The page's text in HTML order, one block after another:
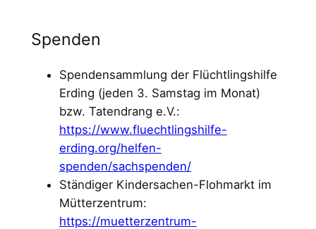
Spenden
Spendensammlung der Flüchtlingshilfe
Erding (jeden 3. Samstag im Monat)
bzw. Tatendrang e.V.:
https://www.fluechtlingshilfe-
erding.org/helfen-
spenden/sachspenden/
Ständiger Kindersachen-Flohmarkt im
Mütterzentrum:
https://muetterzentrum-